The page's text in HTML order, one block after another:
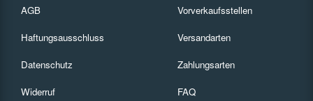
AGB
Haftungsausschluss
Datenschutz
Widerruf
Vorverkaufsstellen
Versandarten
Zahlungsarten
FAQ